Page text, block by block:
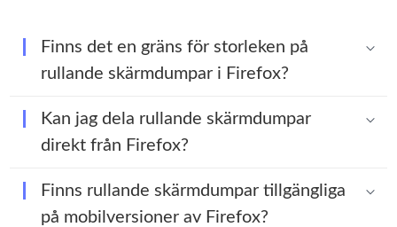
Finns det en gräns för storleken på
rullande skärmdumpar i Firefox?
Kan jag dela rullande skärmdumpar
direkt från Firefox?
Finns rullande skärmdumpar tillgängliga
på mobilversioner av Firefox?